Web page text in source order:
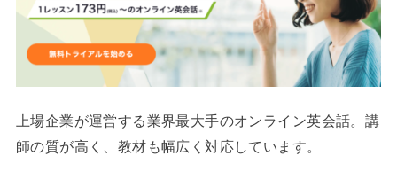
上場企業が運営する業界最大手のオンライン英会話。講
師の質が高く、教材も幅広く対応しています。